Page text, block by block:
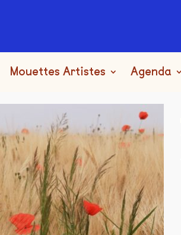
Mouettes Artistes Agenda